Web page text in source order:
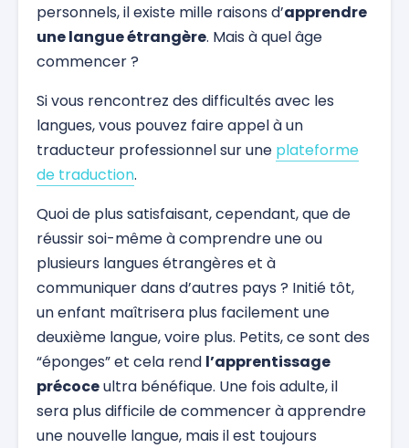
personnels, il existe mille raisons d’apprendre
une langue étrangère. Mais à quel âge
commencer ?
Si vous rencontrez des difficultés avec les
langues, vous pouvez faire appel à un
traducteur professionnel sur une plateforme
de traduction.
Quoi de plus satisfaisant, cependant, que de
réussir soi-même à comprendre une ou
plusieurs langues étrangères et à
communiquer dans d’autres pays ? Initié tôt,
un enfant maîtrisera plus facilement une
deuxième langue, voire plus. Petits, ce sont des
“éponges” et cela rend l’apprentissage
précoceultra bénéfique. Une fois adulte, il
sera plus difficile de commencer à apprendre
une nouvelle langue, mais il est toujours